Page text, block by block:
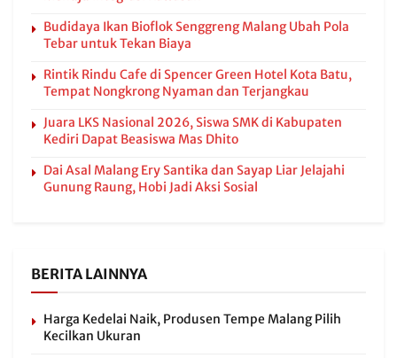
Budidaya Ikan Bioflok Senggreng Malang Ubah Pola
Tebar untuk Tekan Biaya
Rintik Rindu Cafe di Spencer Green Hotel Kota Batu,
Tempat Nongkrong Nyaman dan Terjangkau
Juara LKS Nasional 2026, Siswa SMK di Kabupaten
Kediri Dapat Beasiswa Mas Dhito
Dai Asal Malang Ery Santika dan Sayap Liar Jelajahi
Gunung Raung, Hobi Jadi Aksi Sosial
BERITA LAINNYA
Harga Kedelai Naik, Produsen Tempe Malang Pilih
Kecilkan Ukuran